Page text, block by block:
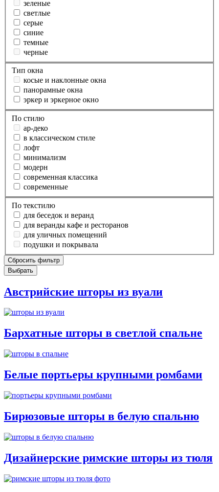
зеленые
светлые
серые
синие
темные
черные
Тип окна
косые и наклонные окна
панорамные окна
эркер и эркерное окно
По стилю
ар-деко
в классическом стиле
лофт
минимализм
модерн
современная классика
современные
По текстилю
для беседок и веранд
для веранды кафе и ресторанов
для уличных помещений
подушки и покрывала
Сбросить фильтр
Выбрать
Австрийские шторы из вуали
Бархатные шторы в светлой спальне
Белые портьеры крупными ромбами
Бирюзовые шторы в белую спальню
Дизайнерские римские шторы из тюля